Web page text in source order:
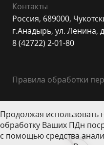
Контакты
Россия, 689000,
г.Анадырь, ул. Ленина,
8 (42722) 2-01-80
Правила обработки
Продолжая использовать
обработку Ваших ПДн
с помощью средства